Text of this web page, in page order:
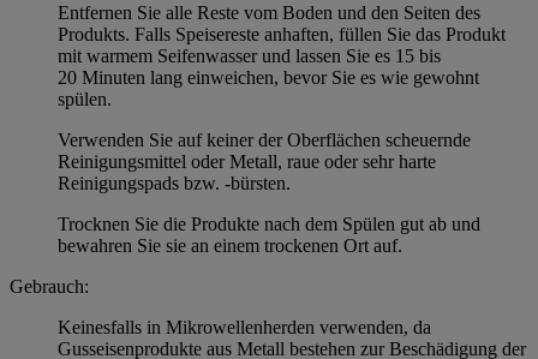
Entfernen Sie alle Reste vom Boden und den Seiten des
Produkts. Falls Speisereste anhaften, füllen Sie das Produkt
mit warmem Seifenwasser und lassen Sie es 15 bis
20 Minuten lang einweichen, bevor Sie es wie gewohnt
spülen.
Verwenden Sie auf keiner der Oberflächen scheuernde
Reinigungsmittel oder Metall, raue oder sehr harte
Reinigungspads bzw. -bürsten.
Trocknen Sie die Produkte nach dem Spülen gut ab und
bewahren Sie sie an einem trockenen Ort auf.
Gebrauch:
Keinesfalls in Mikrowellenherden verwenden, da
Gusseisenprodukte aus Metall bestehen zur Beschädigung der